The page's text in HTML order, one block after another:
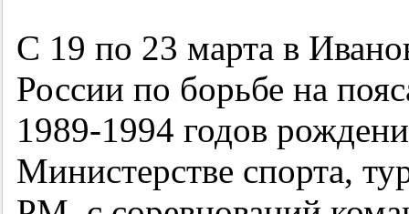
С 19 по 23 марта в
России по борьбе на
1989-1994 годов
Министерстве спорта,